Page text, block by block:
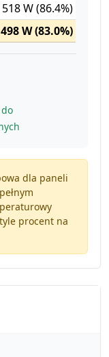
518 W (86.4%)
498 W (83.0%)
dla paneli
procent na